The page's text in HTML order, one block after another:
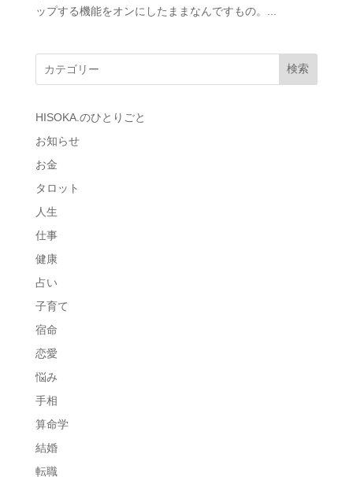
ップする機能をオンにしたままなんですもの。...
検索
HISOKA.のひとりごと
お知らせ
お金
タロット
人生
仕事
健康
占い
子育て
宿命
恋愛
悩み
手相
算命学
結婚
転職